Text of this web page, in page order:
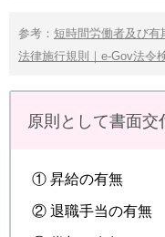
参考： 短時間労働者及び有
法律施行規則｜e-Gov法令
原則として書面交
① 昇給の有無
② 退職手当の有無